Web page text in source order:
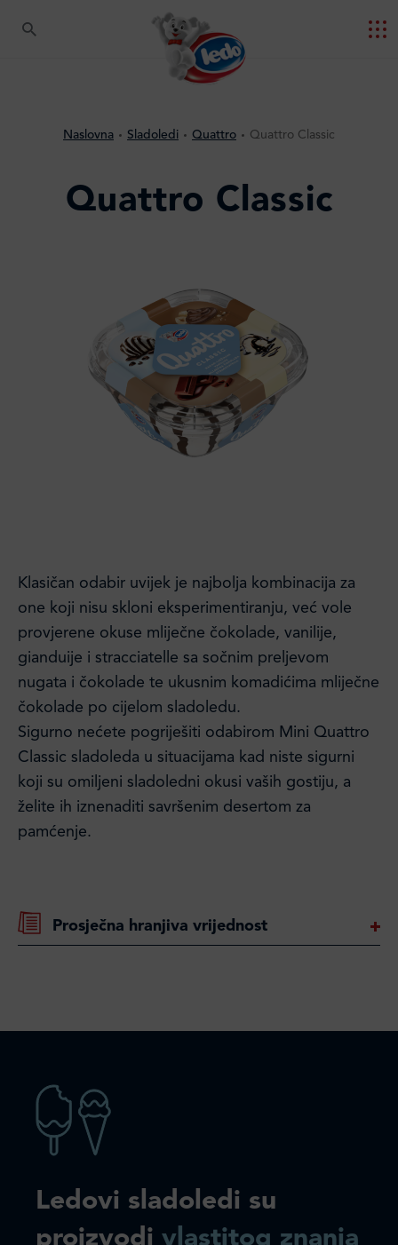
Naslovna Sladoledi Quattro Quattro Classic
Quattro Classic
Klasičan odabir uvijek je najbolja kombinacija za
one koji nisu skloni eksperimentiranju, već vole
provjerene okuse mliječne čokolade, vanilije,
gianduije i stracciatelle sa sočnim preljevom
nugata i čokolade te ukusnim komadićima mliječne
čokolade po cijelom sladoledu.
Sigurno nećete pogriješiti odabirom Mini Quattro
Classic sladoleda u situacijama kad niste sigurni
koji su omiljeni sladoledni okusi vaših gostiju, a
želite ih iznenaditi savršenim desertom za
pamćenje.
Prosječna hranjiva vrijednost
Ledovi sladoledi su
proizvodi vlastitog znanja